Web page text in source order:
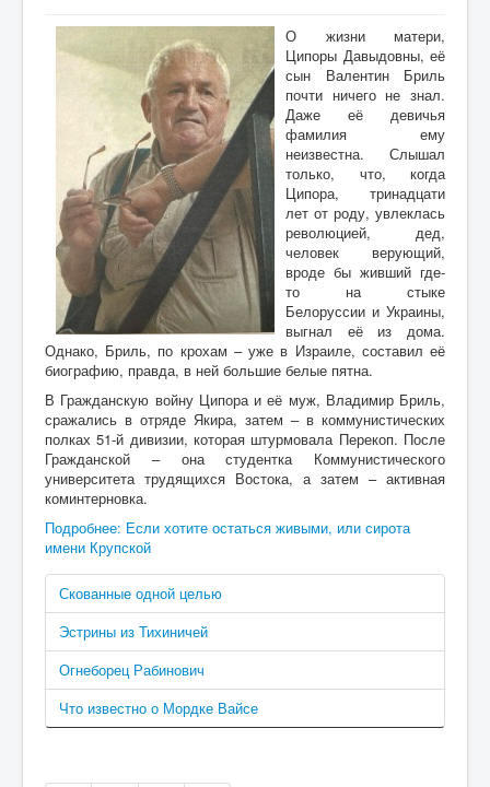
О жизни матери,
Ципоры Давыдовны, её
сын Валентин Бриль
почти ничего не знал.
Даже её девичья
фамилия ему
неизвестна. Слышал
только, что, когда
Ципора, тринадцати
лет от роду, увлеклась
революцией, дед,
человек верующий,
вроде бы живший где-
то на стыке
Белоруссии и Украины,
выгнал её из дома.
Однако, Бриль, по крохам – уже в Израиле, составил её
биографию, правда, в ней большие белые пятна.
В Гражданскую войну Ципора и её муж, Владимир Бриль,
сражались в отряде Якира, затем – в коммунистических
полках 51-й дивизии, которая штурмовала Перекоп. После
Гражданской – она студентка Коммунистического
университета трудящихся Востока, а затем – активная
коминтерновка.
Подробнее: Если хотите остаться живыми, или сирота
имени Крупской
Скованные одной целью
Эстрины из Тихиничей
Огнеборец Рабинович
Что известно о Мордке Вайсе